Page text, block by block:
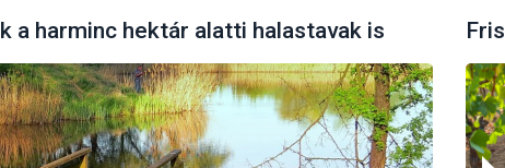
harminc hektár alatti halastavak is